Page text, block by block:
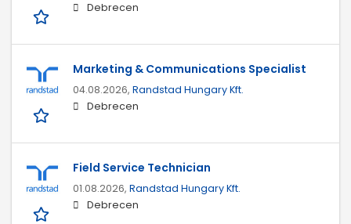
Debrecen
Marketing & Communications Specialist
04.08.2026, Randstad Hungary Kft.
Debrecen
Field Service Technician
01.08.2026, Randstad Hungary Kft.
Debrecen